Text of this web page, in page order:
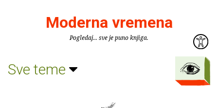
Moderna vremena
Pogledaj... sve je puno knjiga.
Sve teme